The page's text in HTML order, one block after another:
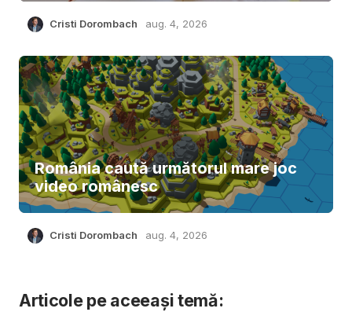
Cristi Dorombach aug. 4, 2026
România caută următorul mare joc
video românesc
Cristi Dorombach aug. 4, 2026
Articole pe aceeași temă: